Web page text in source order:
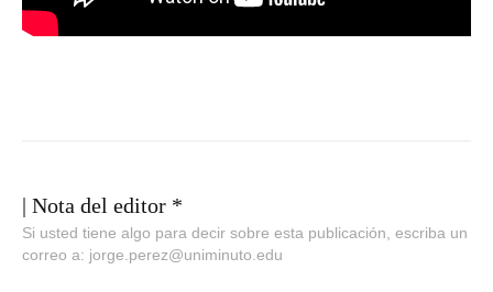
| Nota del editor *
Si usted tiene algo para decir sobre esta publicación, escriba un
correo a: jorge.perez@uniminuto.edu